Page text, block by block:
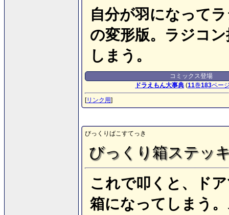
自分が羽になって
の変形版。ラジコ
しまう。
コミックス登場
ドラえもん大事典 (11巻183ペー
[リンク用]
びっくりばこすてっき
びっくり箱ステッ
これで叩くと、ド
箱になってしまう